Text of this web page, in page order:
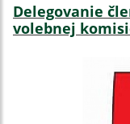
Delegovanie
volebnej